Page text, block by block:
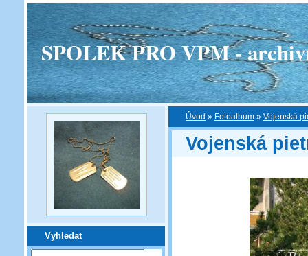
SPOLEK PRO VPM -
Vyhledat
Úvod » Fotoalbum » Vojenská
Vojenská